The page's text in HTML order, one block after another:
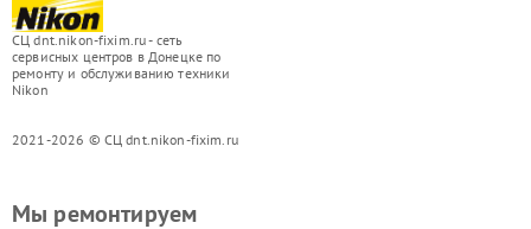
СЦ dnt.nikon-fixim.ru - сеть
сервисных центров в Донецке по
ремонту и обслуживанию техники
Nikon
2021-2026 © СЦ dnt.nikon-fixim.ru
Мы ремонтируем